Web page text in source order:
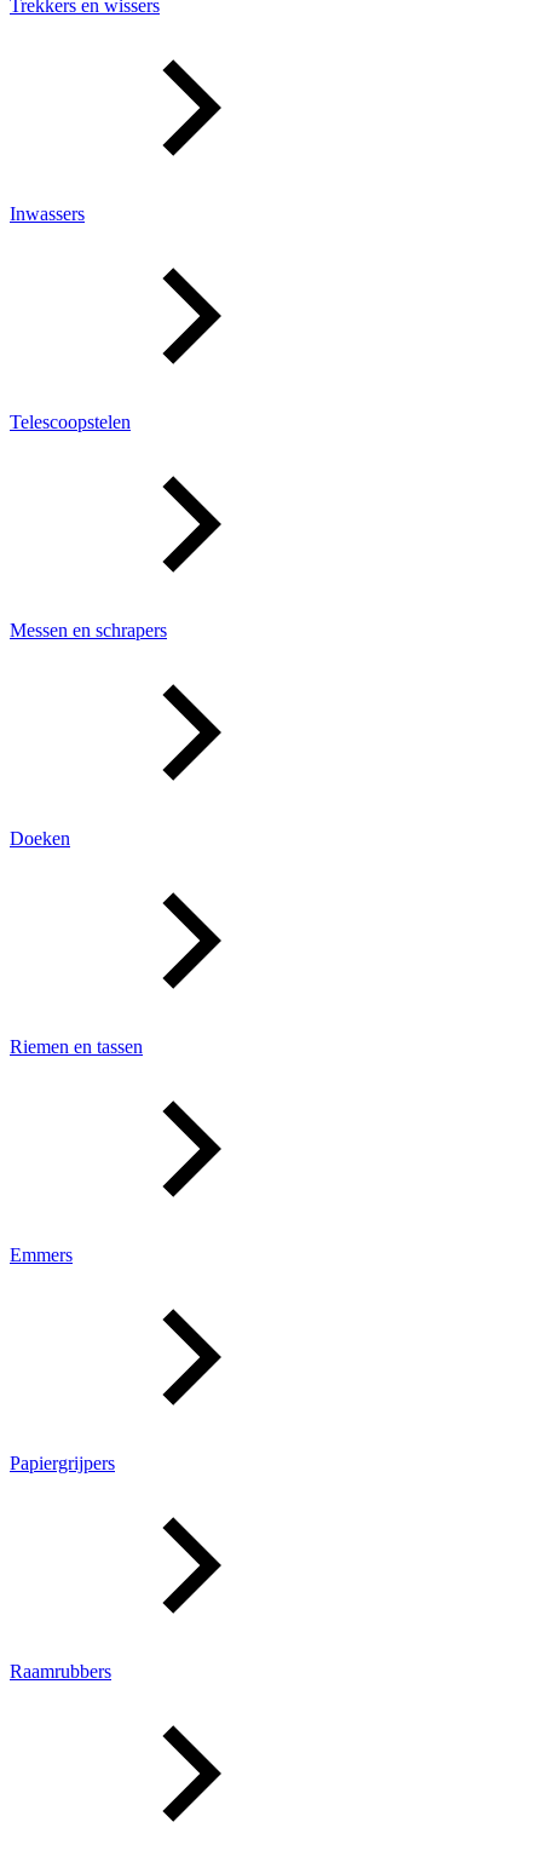
Trekkers en wissers
Inwassers
Telescoopstelen
Messen en schrapers
Doeken
Riemen en tassen
Emmers
Papiergrijpers
Raamrubbers